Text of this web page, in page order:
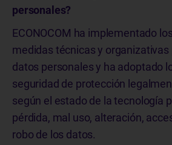
personales?
ECONOCOM ha implementado
medidas técnicas y
datos personales y ha adoptado
seguridad de protección
según el estado de la tecnología
pérdida, mal uso, alteración,
robo de los datos.